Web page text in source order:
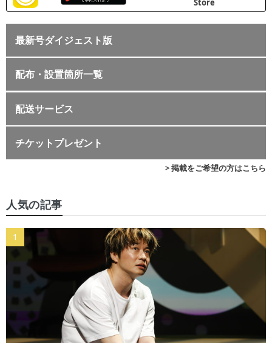
最新号ダイジェスト版
配布・設置箇所一覧
配送サービス
チケットプレゼント
> 掲載をご希望の方はこちら
人気の記事